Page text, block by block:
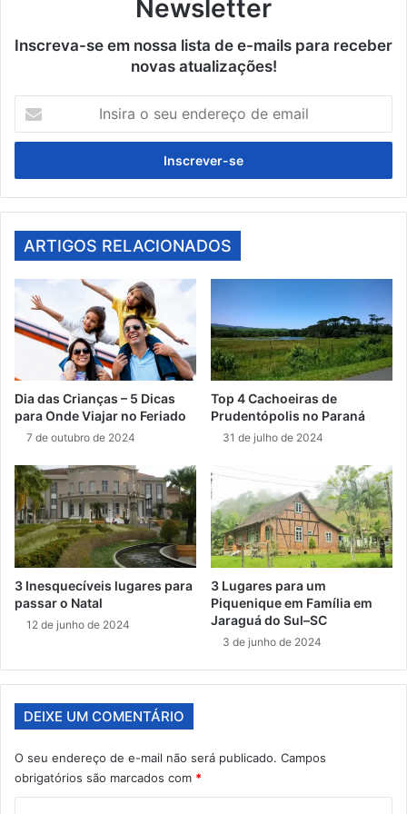
Newsletter
Inscreva-se em nossa lista de e-mails para receber
novas atualizações!
seu
de
email
ARTIGOS RELACIONADOS
Dia das Crianças – 5 Dicas
para Onde Viajar no Feriado
7 de outubro de 2024
Top 4 Cachoeiras de
Prudentópolis no Paraná
31 de julho de 2024
3 Inesquecíveis lugares para
passar o Natal
12 de junho de 2024
3 Lugares para um
Piquenique em Família em
Jaraguá do Sul–SC
3 de junho de 2024
DEIXE UM COMENTÁRIO
O seu endereço de e-mail não será publicado. Campos
obrigatórios são marcados com *